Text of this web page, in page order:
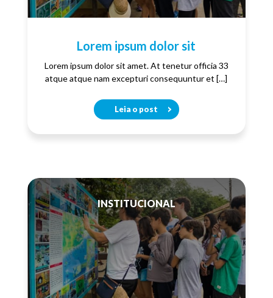
Lorem ipsum dolor sit
Lorem ipsum dolor sit amet. At tenetur officia 33
atque atque nam excepturi consequuntur et […]
Leia o post
INSTITUCIONAL